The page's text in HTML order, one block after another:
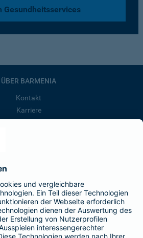
Gesundheitsservices
ÜBER BARMENIA
Kontakt
Karriere
Teil der BarmeniaGothaer
BELIEBTE SEITEN
Zusatzversicherung